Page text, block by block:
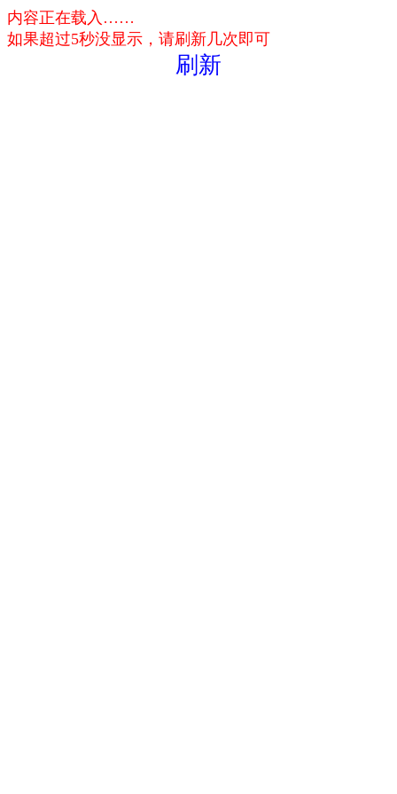
内容正在载入……
如果超过5秒没显示，请刷新几次即可
刷新